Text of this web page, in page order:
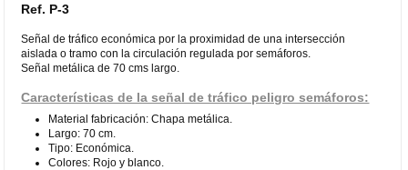
Ref. P-3
Señal de tráfico económica por la proximidad de una intersección
aislada o tramo con la circulación regulada por semáforos.
Señal metálica de 70 cms largo.
Características de la señal de tráfico peligro semáforos:
Material fabricación: Chapa metálica.
Largo: 70 cm.
Tipo: Económica.
Colores: Rojo y blanco.